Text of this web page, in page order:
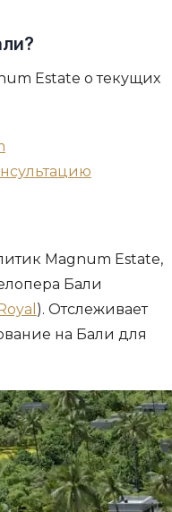
Estate о текущих
Magnum Estate,
Бали
). Отслеживает
на Бали для